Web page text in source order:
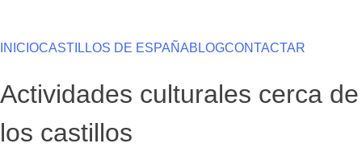
contenido
INICIOCASTILLOS DE ESPAÑABLOGCONTACTAR
Actividades culturales cerca de
los castillos